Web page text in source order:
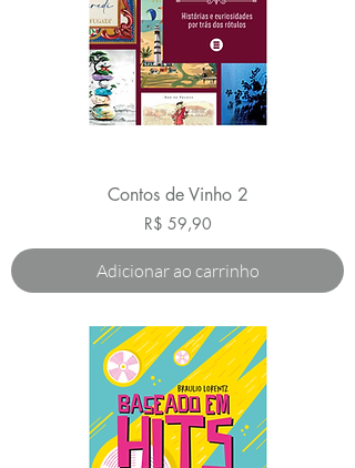
Contos de Vinho 2
Preço
R$ 59,90
Adicionar ao carrinho